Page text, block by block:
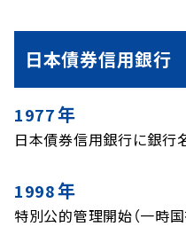
日本債券信用銀行
1977年
日本債券信用銀行に銀行
1998年
特別公的管理開始（一時国